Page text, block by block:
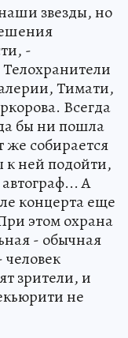
звезды, но
-
Тимати,
Всегда
бы ни пошла
же собирается
к ней подойти,
автограф... А
концерта еще
этом охрана
- обычная
зрители, и
не